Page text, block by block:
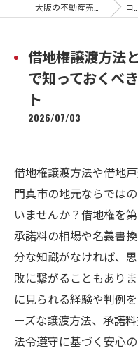
コラム
借地権譲渡方法
で知っておくべ
ト
2026/07/03
借地権譲渡方法や借地
門真市の地元ならでは
いませんか？借地権を
承諾料の相場や名義書
分な知識がなければ、
敗に繋がることもあり
に見られる経験や判例
ーズな譲渡方法、承諾
法令遵守に基づく安心